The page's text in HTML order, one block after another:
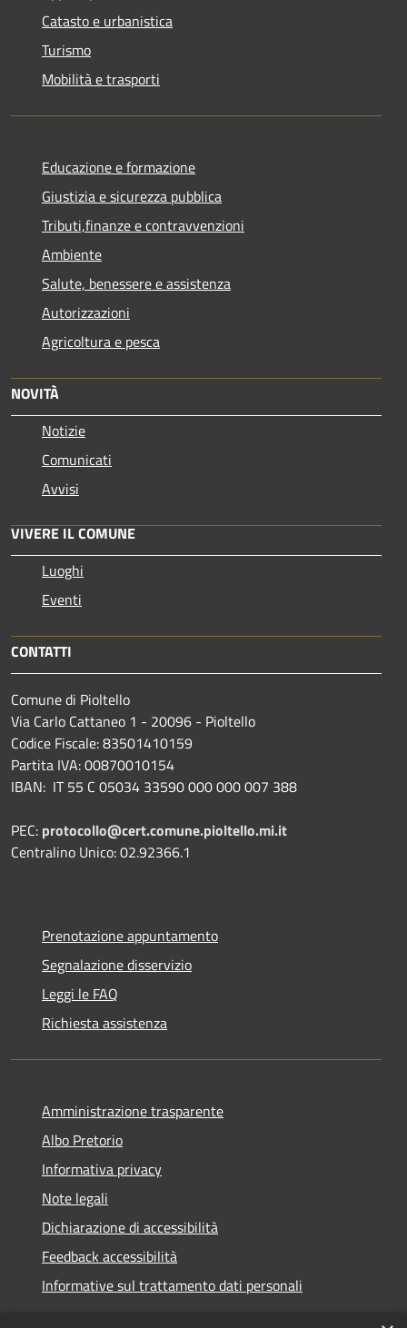
Catasto e urbanistica
Turismo
Mobilità e trasporti
Educazione e formazione
Giustizia e sicurezza pubblica
Tributi,finanze e contravvenzioni
Ambiente
Salute, benessere e assistenza
Autorizzazioni
Agricoltura e pesca
NOVITÀ
Notizie
Comunicati
Avvisi
VIVERE IL COMUNE
Luoghi
Eventi
CONTATTI
Comune di Pioltello
Via Carlo Cattaneo 1 - 20096 - Pioltello
Codice Fiscale: 83501410159
Partita IVA: 00870010154
IBAN: IT 55 C 05034 33590 000 000 007 388
PEC: protocollo@cert.comune.pioltello.mi.it
Centralino Unico: 02.92366.1
Prenotazione appuntamento
Segnalazione disservizio
Leggi le FAQ
Richiesta assistenza
Amministrazione trasparente
Albo Pretorio
Informativa privacy
Note legali
Dichiarazione di accessibilità
Feedback accessibilità
Informative sul trattamento dati personali